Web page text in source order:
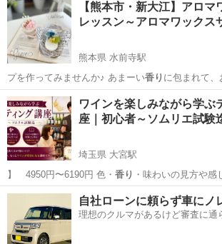
【熊本市・新大江】アロマ
レッスン～アロマワック
熊本県 水前寺駅
プを作ってみませんか♪ あまーい香り に包まれて、
で、世界に…
熊本 熊本市 水前寺駅 プリザーブドフ
ワインを楽しみながら学ぶ
座｜初心者～ソムリエ試験
埼玉県 大宮駅
】 4950円〜6190円 色・ 香り ・味わいの見方や感
グ…
埼玉 さいたま市 ワイン
自社ローンに頼らず車にノ
理想のクルマがあるけど審査に通